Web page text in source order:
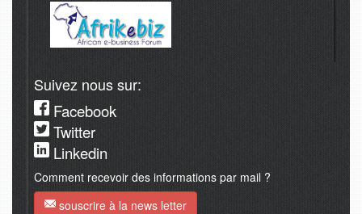
Suivez nous sur:
Facebook
Twitter
Linkedin
Comment recevoir des informations par mail ?
souscrire à la news letter